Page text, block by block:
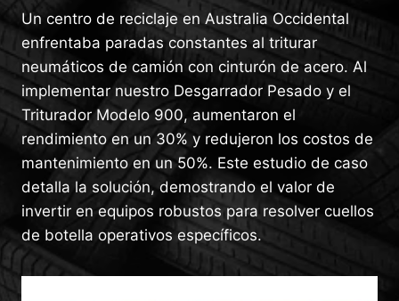
Un centro de reciclaje en Australia Occidental
enfrentaba paradas constantes al triturar
neumáticos de camión con cinturón de acero. Al
implementar nuestro Desgarrador Pesado y el
Triturador Modelo 900, aumentaron el
rendimiento en un 30% y redujeron los costos de
mantenimiento en un 50%. Este estudio de caso
detalla la solución, demostrando el valor de
invertir en equipos robustos para resolver cuellos
de botella operativos específicos.